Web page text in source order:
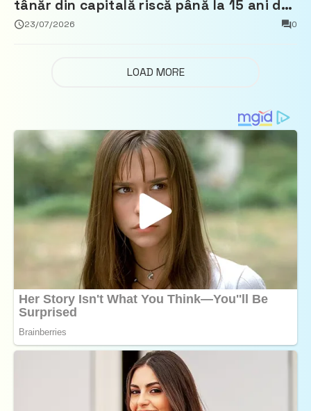
tânăr din capitală riscă până la 15 ani de
închisoare
23/07/2026 0
LOAD MORE